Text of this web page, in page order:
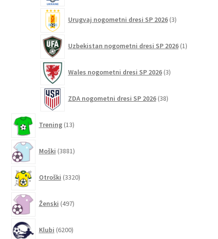
Urugvaj nogometni dresi SP 2026 3izdelki
Uzbekistan nogometni dresi SP 2026 1izdelek
Wales nogometni dresi SP 2026 3izdelki
ZDA nogometni dresi SP 2026 38izdelkov
Trening 13izdelkov
Moški 3881izdelkov
Otroški 3320izdelkov
Ženski 497izdelkov
Klubi 6200izdelkov